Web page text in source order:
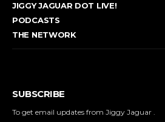
JIGGY JAGUAR DOT LIVE!
PODCASTS
THE NETWORK
SUBSCRIBE
To get email updates from Jiggy Jaguar .